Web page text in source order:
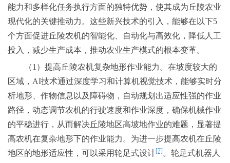
能力和多样化任务执行方面的独特优势，使其成为丘陵农业
现代化的关键推动力。这些新兴技术的引入，能够在以下5
个方面促进丘陵农机的智能化、自动化与高效化，降低人工
投入，减少生产成本，推动农业生产模式的根本变革。
（1）提高丘陵农机复杂地形作业能力。在坡度较大的
区域，AI技术通过深度学习和计算机视觉技术，能够实时分
析地形、作物信息以及障碍物，自动规划出适应性强的作业
路径，动态调节农机的行驶速度和作业深度，确保机械作业
的平稳进行，从而解决丘陵地区高坡地作业的难题，显著提
高农机在复杂地形下的作业能力。为进一步提高农机在丘陵
地区的地形适应性，可以采用轮足式设计[7] 。轮足式机器人